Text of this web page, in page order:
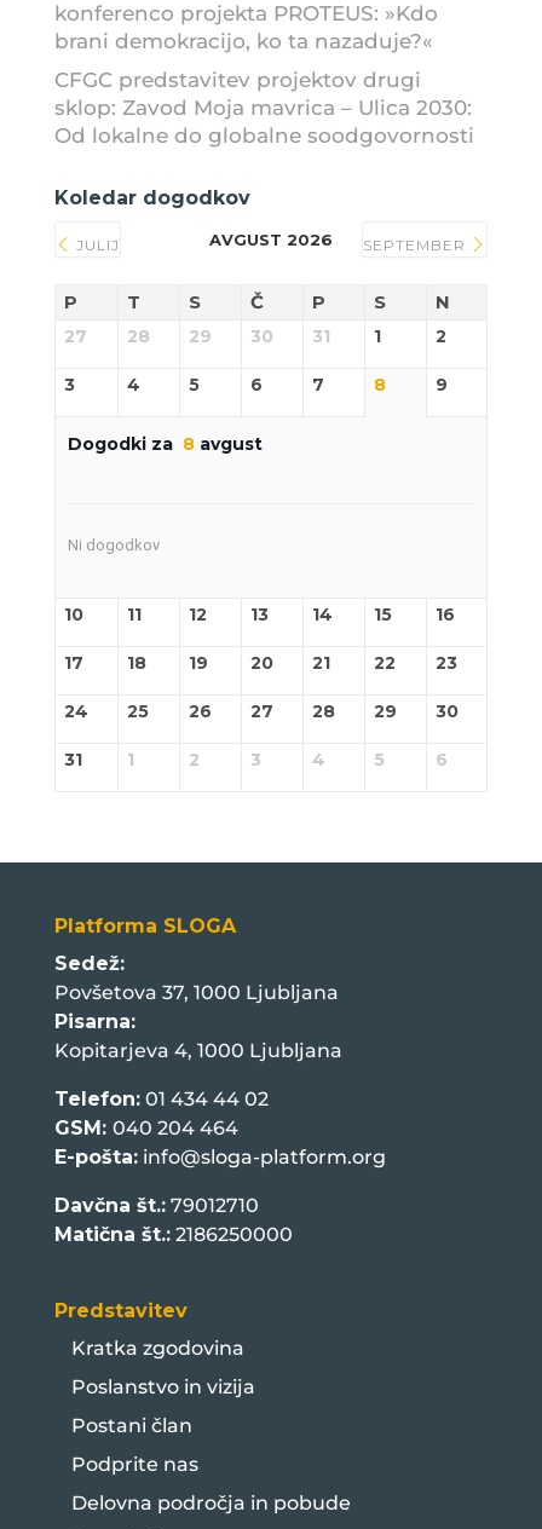
konferenco projekta PROTEUS: »Kdo
brani demokracijo, ko ta nazaduje?«
CFGC predstavitev projektov drugi
sklop: Zavod Moja mavrica – Ulica 2030:
Od lokalne do globalne soodgovornosti
Koledar dogodkov
JULIJ AVGUST 2026 SEPTEMBER
P T S Č P S N
27 28 29 30 31 1 2
3 4 5 6 7 8 9
Dogodki za 8avgust
Ni dogodkov
10 11 12 13 14 15 16
17 18 19 20 21 22 23
24 25 26 27 28 29 30
31 1 2 3 4 5 6
Platforma SLOGA
Sedež:
Povšetova 37, 1000 Ljubljana
Pisarna:
Kopitarjeva 4, 1000 Ljubljana
Telefon:01 434 44 02
GSM: 040 204 464
E-pošta: info@sloga-platform.org
Davčna št.:79012710
Matična št.:2186250000
Predstavitev
Kratka zgodovina
Poslanstvo in vizija
Postani član
Podprite nas
Delovna področja in pobude